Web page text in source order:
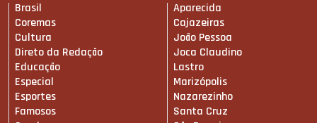
Brasil
Coremas
Cultura
Direto da Redação
Educação
Especial
Esportes
Famosos
Aparecida
Cajazeiras
João Pessoa
Joca Claudino
Lastro
Marizópolis
Nazarezinho
Santa Cruz